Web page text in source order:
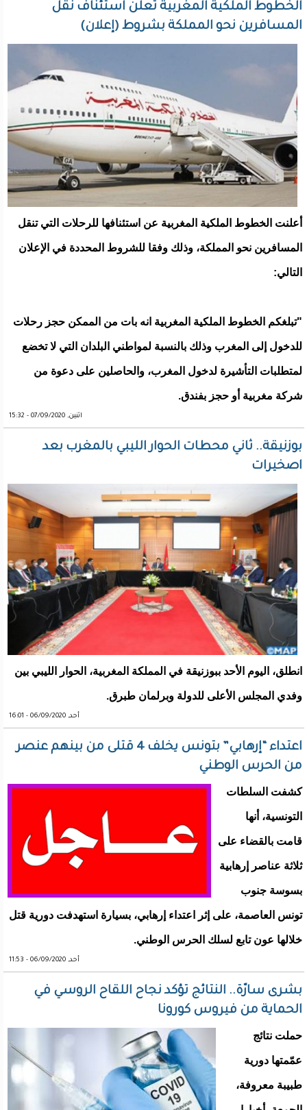
الخطوط الملكية المغربية تعلن استئناف نقل
المسافرين نحو المملكة بشروط (إعلان)
أعلنت الخطوط الملكية المغربية عن استئنافها للرحلات التي تنقل
المسافرين نحو المملكة، وذلك وفقا للشروط المحددة في الإعلان
التالي:
"تبلغكم الخطوط الملكية المغربية انه بات من الممكن حجز رحلات
للدخول إلى المغرب وذلك بالنسبة لمواطني البلدان التي لا تخضع
لمتطلبات التأشيرة لدخول المغرب، والحاصلين على دعوة من
شركة مغربية أو حجز بفندق.
اثنين, 07/09/2020 - 15:32
بوزنيقة.. ثاني محطات الحوار الليبي بالمغرب بعد
اصخيرات
انطلق، اليوم الأحد ببوزنيقة في المملكة المغربية، الحوار الليبي بين
وفدي المجلس الأعلى للدولة وبرلمان طبرق.
أحد, 06/09/2020 - 16:01
اعتداء “إرهابي” بتونس يخلف 4 قتلى من بينهم عنصر
من الحرس الوطني
كشفت السلطات
التونسية، أنها
قامت بالقضاء على
ثلاثة عناصر إرهابية
بسوسة جنوب
تونس العاصمة، على إثر اعتداء إرهابي، بسيارة استهدفت دورية قتل
خلالها عون تابع لسلك الحرس الوطني.
أحد, 06/09/2020 - 11:53
بشرى سارّة.. النتائج تؤكد نجاح اللقاح الروسي في
الحماية من فيروس كورونا
حملت نتائج
عمّمتها دورية
طبيبة معروفة،